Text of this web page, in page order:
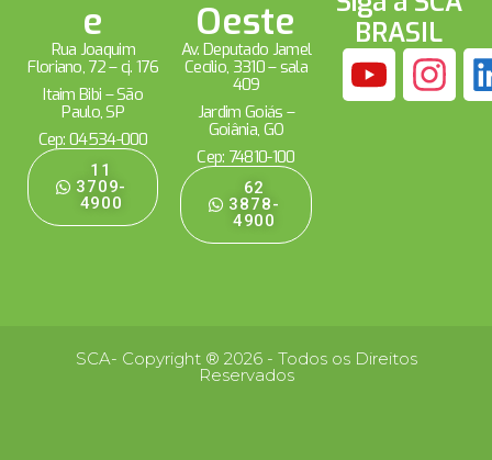
e
Rua Joaquim
Floriano, 72 – cj. 176
Itaim Bibi – São
Paulo, SP
Cep: 04534-000
11
3709-
4900
Oeste
Av. Deputado Jamel
Cecílio, 3310 – sala
409
Jardim Goiás –
Goiânia, GO
Cep: 74810-100
62
3878-
4900
BRASIL
SCA- Copyright ® 2026 - Todos os Direitos
Reservados